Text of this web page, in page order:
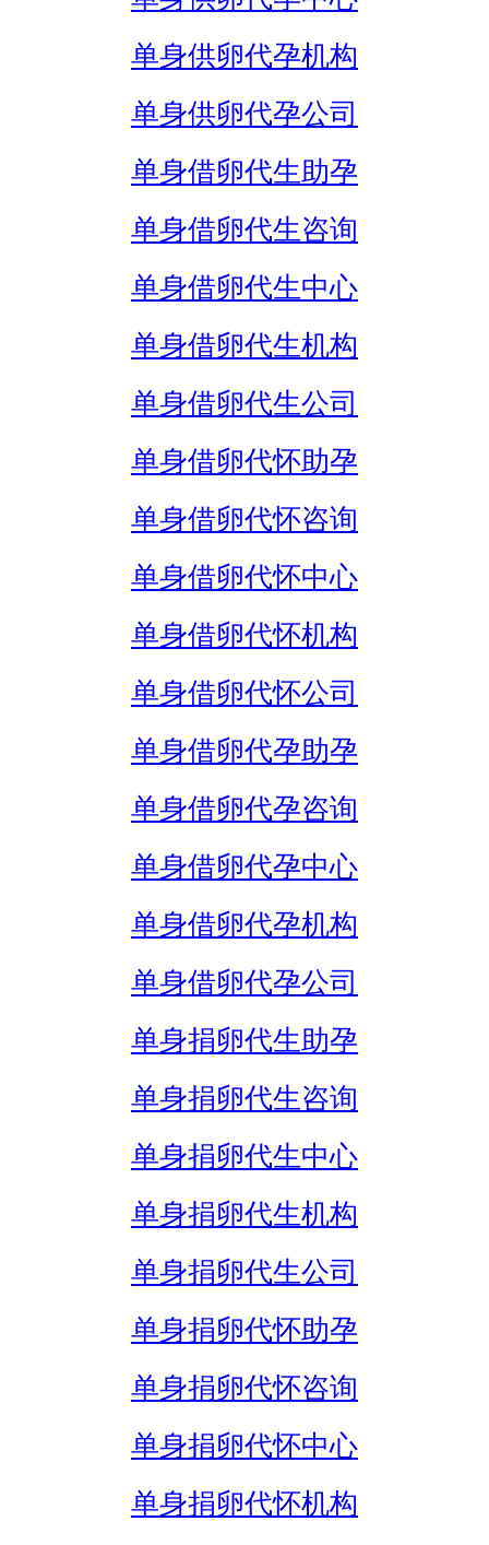
单身供卵代孕机构
单身供卵代孕公司
单身借卵代生助孕
单身借卵代生咨询
单身借卵代生中心
单身借卵代生机构
单身借卵代生公司
单身借卵代怀助孕
单身借卵代怀咨询
单身借卵代怀中心
单身借卵代怀机构
单身借卵代怀公司
单身借卵代孕助孕
单身借卵代孕咨询
单身借卵代孕中心
单身借卵代孕机构
单身借卵代孕公司
单身捐卵代生助孕
单身捐卵代生咨询
单身捐卵代生中心
单身捐卵代生机构
单身捐卵代生公司
单身捐卵代怀助孕
单身捐卵代怀咨询
单身捐卵代怀中心
单身捐卵代怀机构